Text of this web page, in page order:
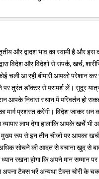
और द्वादश भाव का स्वामी है और
विदेश और विदेशों से संपर्क, खर्च,
चली आ रही बीमारी आपको परेशान
तुरंत डॉक्टर से परामर्श लें। सुदूर
आपके निवास स्थान में परिवर्तन हो
मार्ग प्रशस्त करेंगी। विदेश जाकर धन
लाभ देगा हालांकि आपके खर्चे
रूप से इन तीन चीजों पर आपका
सोचने की आदत से बचाना खुद से
रखना होगा कि अपने मान सम्मान
टैक्स भरें अन्यथा टैक्स चोरी के